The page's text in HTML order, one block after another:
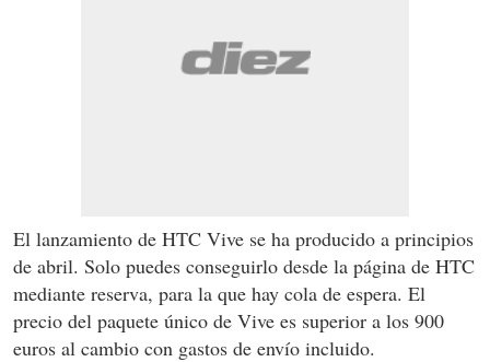
El lanzamiento de HTC Vive se ha producido a principios
de abril. Solo puedes conseguirlo desde la página de HTC
mediante reserva, para la que hay cola de espera. El
precio del paquete único de Vive es superior a los 900
euros al cambio con gastos de envío incluido.